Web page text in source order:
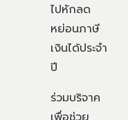
ไปหักลด
หย่อนภาษี
เงินได้ประจำ
ปี
ร่วมบริจาค